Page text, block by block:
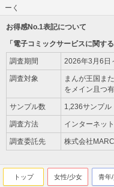
ーく
お得感No.1表記について
「電子コミックサービスに関す
調査期間 2026年3月6日
調査対象
まんが王国ま
をメイン且つ
サンプル数 1,236サンプル
調査方法 インターネッ
調査委託先 株式会社
トップ 女性/少女 青年